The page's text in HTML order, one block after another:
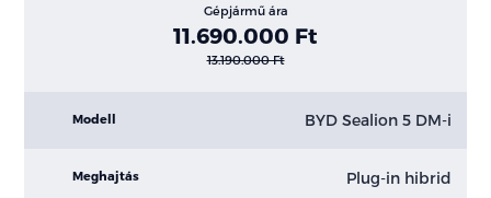
Gépjármű ára
11.690.000 Ft
13.190.000 Ft
Modell BYD Sealion 5 DM-i
Meghajtás Plug-in hibrid